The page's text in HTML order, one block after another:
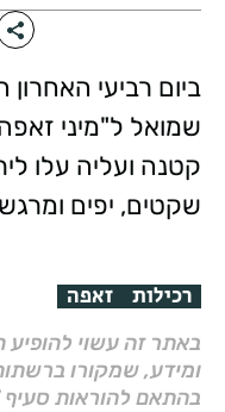
ביום רביעי
שמואל ל"מיני
קטנה ועליה עלו
שקטים, יפים
רכילות זאפה
באתר זה עשוי להופיע
ומידע, שמקורו